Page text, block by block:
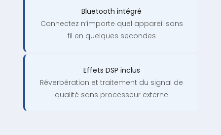
Bluetooth intégré
Connectez n’importe quel appareil sans
fil en quelques secondes
Effets DSP inclus
Réverbération et traitement du signal de
qualité sans processeur externe